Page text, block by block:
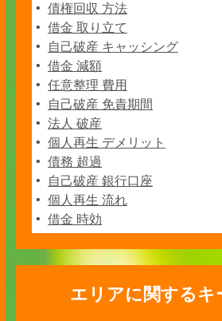
債権回収 方法
借金 取り立て
自己破産 キャッシング
借金 減額
任意整理 費用
自己破産 免責期間
法人 破産
個人再生 デメリット
債務 超過
自己破産 銀行口座
個人再生 流れ
借金 時効
エリアに関するキ